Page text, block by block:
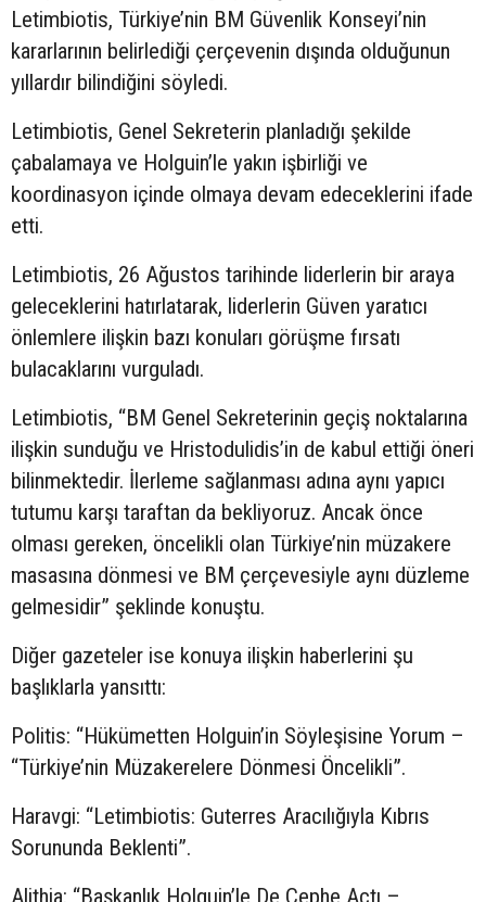
Letimbiotis, Türkiye’nin BM Güvenlik Konseyi’nin
kararlarının belirlediği çerçevenin dışında olduğunun
yıllardır bilindiğini söyledi.
Letimbiotis, Genel Sekreterin planladığı şekilde
çabalamaya ve Holguin’le yakın işbirliği ve
koordinasyon içinde olmaya devam edeceklerini ifade
etti.
Letimbiotis, 26 Ağustos tarihinde liderlerin bir araya
geleceklerini hatırlatarak, liderlerin Güven yaratıcı
önlemlere ilişkin bazı konuları görüşme fırsatı
bulacaklarını vurguladı.
Letimbiotis, “BM Genel Sekreterinin geçiş noktalarına
ilişkin sunduğu ve Hristodulidis’in de kabul ettiği öneri
bilinmektedir. İlerleme sağlanması adına aynı yapıcı
tutumu karşı taraftan da bekliyoruz. Ancak önce
olması gereken, öncelikli olan Türkiye’nin müzakere
masasına dönmesi ve BM çerçevesiyle aynı düzleme
gelmesidir” şeklinde konuştu.
Diğer gazeteler ise konuya ilişkin haberlerini şu
başlıklarla yansıttı:
Politis: “Hükümetten Holguin’in Söyleşisine Yorum –
“Türkiye’nin Müzakerelere Dönmesi Öncelikli”.
Haravgi: “Letimbiotis: Guterres Aracılığıyla Kıbrıs
Sorununda Beklenti”.
Alithia: “Başkanlık Holguin’le De Cephe Açtı –